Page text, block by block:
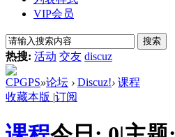
VIP会员
搜索
热搜: 活动 交友 discuz
CPGPS»论坛 › Discuz!› 课程
收藏本版 |订阅